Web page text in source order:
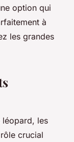
option qui
à
les grandes
léopard, les
crucial